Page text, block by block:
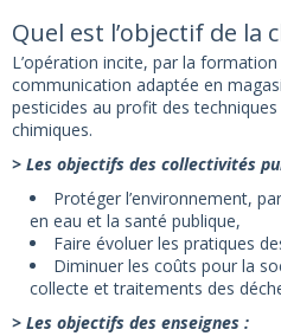
Quel est l’objectif de la
L’opération incite, par la
communication adaptée en
pesticides au profit des
chimiques.
> Les objectifs des collectivités
Protéger l’environnement,
en eau et la santé publique,
Faire évoluer les pratiques
Diminuer les coûts pour la
collecte et traitements des
> Les objectifs des enseignes :